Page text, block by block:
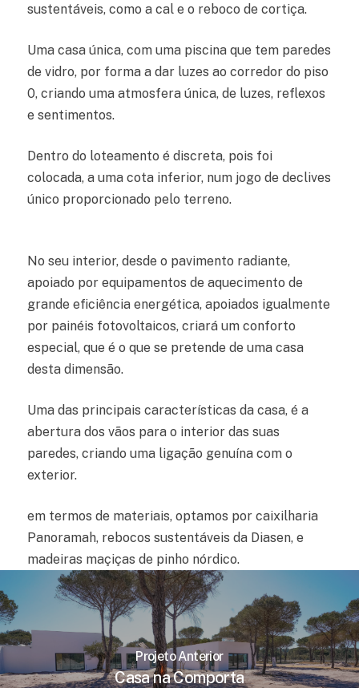
sustentáveis, como a cal e o reboco de cortiça.
Uma casa única, com uma piscina que tem paredes
de vidro, por forma a dar luzes ao corredor do piso
0, criando uma atmosfera única, de luzes, reflexos
e sentimentos.
Dentro do loteamento é discreta, pois foi
colocada, a uma cota inferior, num jogo de declives
único proporcionado pelo terreno.
No seu interior, desde o pavimento radiante,
apoiado por equipamentos de aquecimento de
grande eficiência energética, apoiados igualmente
por painéis fotovoltaicos, criará um conforto
especial, que é o que se pretende de uma casa
desta dimensão.
Uma das principais características da casa, é a
abertura dos vãos para o interior das suas
paredes, criando uma ligação genuína com o
exterior.
em termos de materiais, optamos por caixilharia
Panoramah, rebocos sustentáveis da Diasen, e
madeiras maçiças de pinho nórdico.
Projeto Anterior
Casa na Comporta